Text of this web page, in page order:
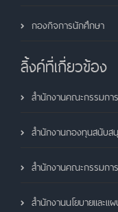
กองกิจการนักศึกษา
ลิ้งค์ที่เกี่ยวข้อง
สำนักงานคณะกรรมก
สำนักงานกองทุนสนับส
สำนักงานคณะกรรมกา
สำนักงานนโยบายและ